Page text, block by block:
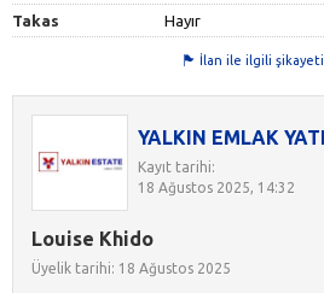
Takas
Hayır
İlan ile ilgili
YALKIN EMLAK
Kayıt tarihi:
18 Ağustos 2025, 14:32
Louise Khido
Üyelik tarihi: 18 Ağustos 2025